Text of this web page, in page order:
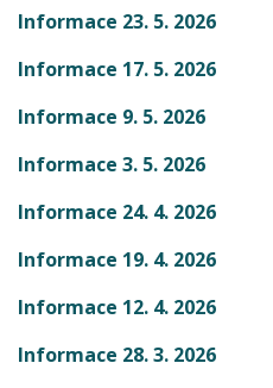
Informace 23. 5. 2026
Informace 17. 5. 2026
Informace 9. 5. 2026
Informace 3. 5. 2026
Informace 24. 4. 2026
Informace 19. 4. 2026
Informace 12. 4. 2026
Informace 28. 3. 2026